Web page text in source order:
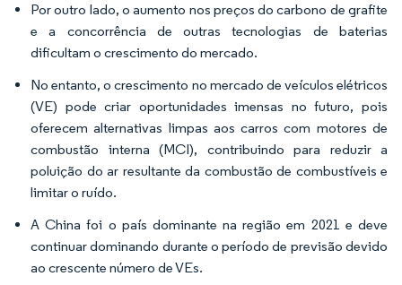
Por outro lado, o aumento nos preços do carbono de grafite
e a concorrência de outras tecnologias de baterias
dificultam o crescimento do mercado.
No entanto, o crescimento no mercado de veículos elétricos
(VE) pode criar oportunidades imensas no futuro, pois
oferecem alternativas limpas aos carros com motores de
combustão interna (MCI), contribuindo para reduzir a
poluição do ar resultante da combustão de combustíveis e
limitar o ruído.
A China foi o país dominante na região em 2021 e deve
continuar dominando durante o período de previsão devido
ao crescente número de VEs.